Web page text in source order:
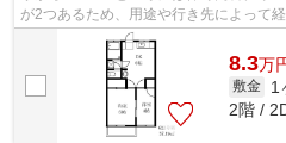
が2つあるため、用途や行き先によって
です。こちらの物件はアパートです。当社
8.3万
敷金 1
2階 /